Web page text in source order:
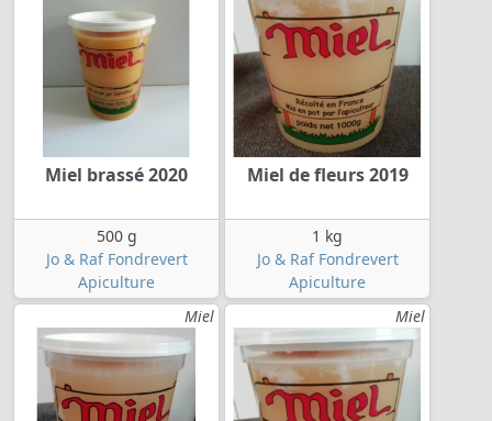
Miel brassé 2020
500 g
Jo & Raf Fondrevert
Apiculture
Miel de fleurs 2019
1 kg
Jo & Raf Fondrevert
Apiculture
Miel
Miel